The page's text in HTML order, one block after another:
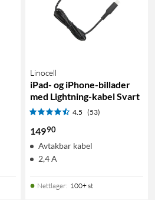
Linocell
iPad- og iPhone-billader
med Lightning-kabel Svart
4.5 (53)
14990
Avtakbar kabel
2,4 A
Nettlager: 100+ st